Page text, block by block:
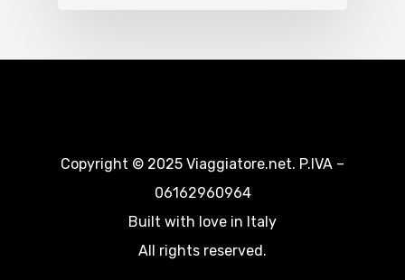
Copyright © 2025 Viaggiatore.net. P.IVA –
06162960964
Built with love in Italy
All rights reserved.